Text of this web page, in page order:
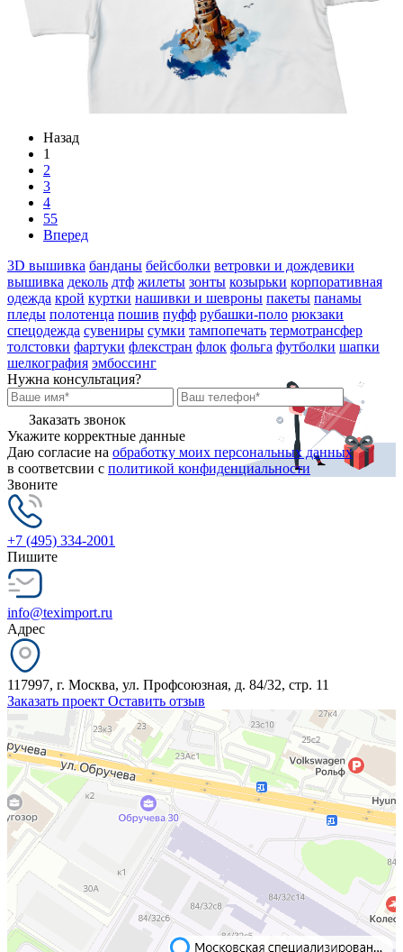
Назад
1
2
3
4
55
Вперед
3D вышивка банданы бейсболки ветровки и дождевики
вышивка деколь дтф жилеты зонты козырьки корпоративная
одежда крой куртки нашивки и шевроны пакеты панамы
пледы полотенца пошив пуфф рубашки-поло рюкзаки
спецодежда сувениры сумки тампопечать термотрансфер
толстовки фартуки флекстран флок фольга футболки шапки
шелкография эмбоссинг
Нужна консультация?
Заказать звонок
Укажите корректные данные
Даю согласие на обработку моих персональных данных
в соответсвии с политикой конфиденциальности
Звоните
+7 (495) 334-2001
Пишите
info@teximport.ru
Адрес
117997, г. Москва, ул. Профсоюзная, д. 84/32, стр. 11
Заказать проект Оставить отзыв